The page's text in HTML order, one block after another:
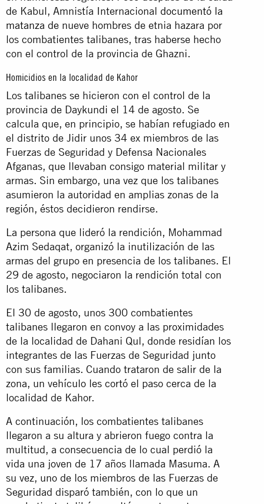
de Kabul, Amnistía Internacional documentó la
matanza de nueve hombres de etnia hazara por
los combatientes talibanes, tras haberse hecho
con el control de la provincia de Ghazni.
Homicidios en la localidad de Kahor
Los talibanes se hicieron con el control de la
provincia de Daykundi el 14 de agosto. Se
calcula que, en principio, se habían refugiado en
el distrito de Jidir unos 34 ex miembros de las
Fuerzas de Seguridad y Defensa Nacionales
Afganas, que llevaban consigo material militar y
armas. Sin embargo, una vez que los talibanes
asumieron la autoridad en amplias zonas de la
región, éstos decidieron rendirse.
La persona que lideró la rendición, Mohammad
Azim Sedaqat, organizó la inutilización de las
armas del grupo en presencia de los talibanes. El
29 de agosto, negociaron la rendición total con
los talibanes.
El 30 de agosto, unos 300 combatientes
talibanes llegaron en convoy a las proximidades
de la localidad de Dahani Qul, donde residían los
integrantes de las Fuerzas de Seguridad junto
con sus familias. Cuando trataron de salir de la
zona, un vehículo les cortó el paso cerca de la
localidad de Kahor.
A continuación, los combatientes talibanes
llegaron a su altura y abrieron fuego contra la
multitud, a consecuencia de lo cual perdió la
vida una joven de 17 años llamada Masuma. A
su vez, uno de los miembros de las Fuerzas de
Seguridad disparó también, con lo que un